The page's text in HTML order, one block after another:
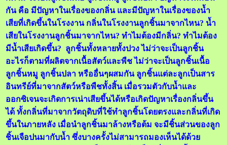
กัน คือ มีปัญหาในเรื่องของกลิ่น และมีปัญหาในเรื่องของน้ำ
เสียที่เกิดขึ้นในโรงงาน กลิ่นในโรงงานลูกชิ้นมาจากไหน? น้ำ
เสียในโรงงานลูกชิ้นมาจากไหน? ทำไมต้องมีกลิ่น? ทำไมต้อง
มีน้ำเสียเกิดขึ้น? ลูกชิ้นทั้งหลายทั้งปวง ไม่ว่าจะเป็นลูกชิ้น
อะไรก็ตามที่ผลิตจากเนื้อสัตว์และพืช ไม่ว่าจะเป็นลูกชิ้นเนื้อ
ลูกชิ้นหมู ลูกชิ้นปลา หรืออื่นๆผสมกัน ลูกชิ้นแต่ละลูกเป็นสาร
อินทรีย์ที่มาจากสัตว์หรือพืชทั้งสิ้น เมื่อรวมตัวกับน้ำและ
ออกซิเจนจะเกิดการเน่าเสียขึ้นได้หรือเกิดปัญหาเรื่องกลิ่นขึ้น
ได้ ทั้งกลิ่นที่มาจากวัตถุดิบที่ใช้ทำลูกชิ้นโดยตรงและกลิ่นที่เกิด
ขึ้นในภายหลัง เมื่อนำลูกชิ้นมาล้างหรือต้ม จะมีชิ้นส่วนของลูก
ชิ้นเจือปนมากับน้ำ ซึ่งบางครั้งไม่สามารถมองเห็นได้ด้วย